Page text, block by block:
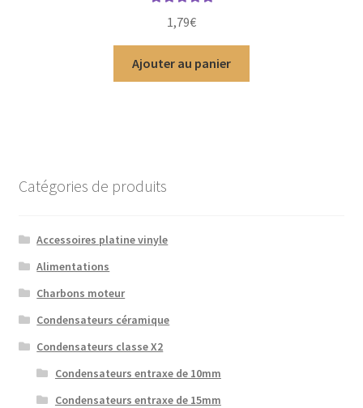
1,79€
Ajouter au panier
Catégories de produits
Accessoires platine vinyle
Alimentations
Charbons moteur
Condensateurs céramique
Condensateurs classe X2
Condensateurs entraxe de 10mm
Condensateurs entraxe de 15mm